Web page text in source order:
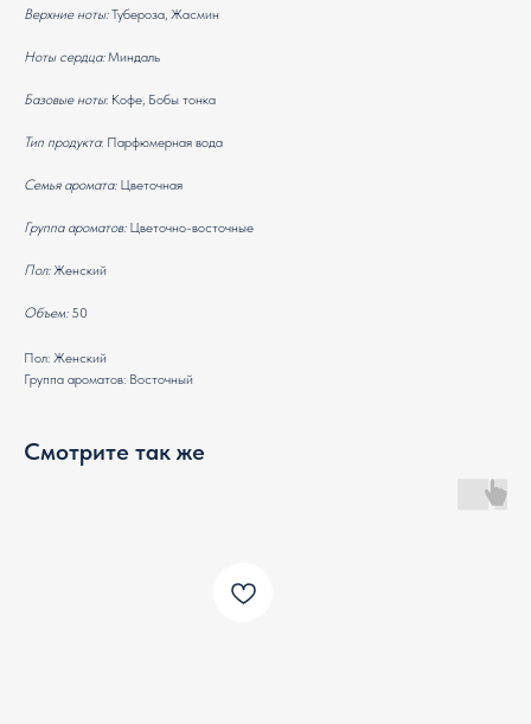
Верхние ноты:Тубероза, Жасмин
Ноты сердца:Миндаль
Базовые ноты: Кофе, Бобы тонка
Тип продукта: Парфюмерная вода
Семья аромата:Цветочная
Группа ароматов:Цветочно-восточные
Пол:Женский
Объем: 50
Пол: Женский
Группа ароматов: Восточный
Смотрите так же